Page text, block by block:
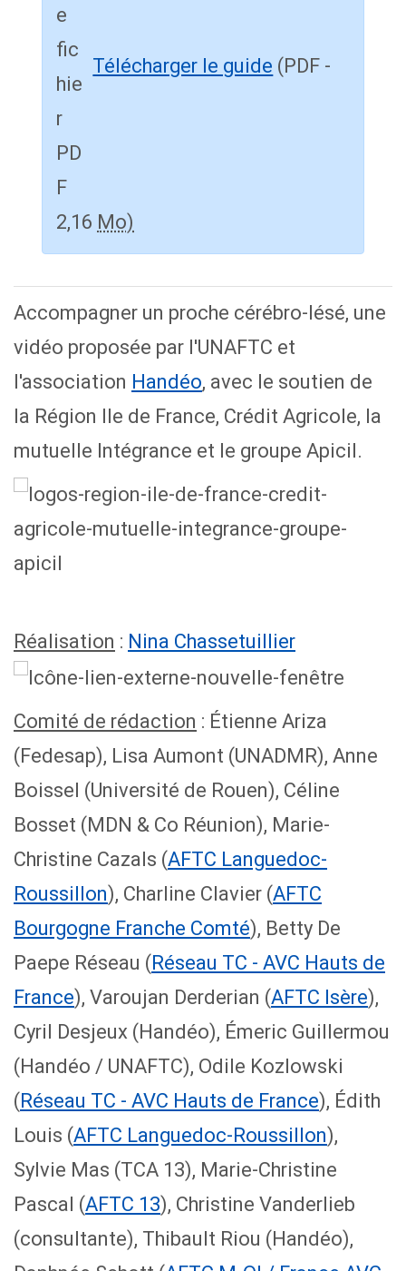
Télécharger le guide (PDF -
2,16 Mo)
Accompagner un proche cérébro-lésé, une
vidéo proposée par l'UNAFTC et
l'association Handéo, avec le soutien de
la Région Ile de France, Crédit Agricole, la
mutuelle Intégrance et le groupe Apicil.
Réalisation : Nina Chassetuillier
Comité de rédaction : Étienne Ariza
(Fedesap), Lisa Aumont (UNADMR), Anne
Boissel (Université de Rouen), Céline
Bosset (MDN & Co Réunion), Marie-
Christine Cazals (AFTC Languedoc-
Roussillon), Charline Clavier (AFTC
Bourgogne Franche Comté), Betty De
Paepe Réseau (Réseau TC - AVC Hauts de
France), Varoujan Derderian (AFTC Isère),
Cyril Desjeux (Handéo), Émeric Guillermou
(Handéo / UNAFTC), Odile Kozlowski
(Réseau TC - AVC Hauts de France), Édith
Louis (AFTC Languedoc-Roussillon),
Sylvie Mas (TCA 13), Marie-Christine
Pascal (AFTC 13), Christine Vanderlieb
(consultante), Thibault Riou (Handéo),